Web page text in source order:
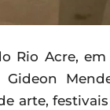
Rio Acre,
arte,